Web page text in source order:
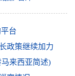
台
政策继续加力
来西亚简述)